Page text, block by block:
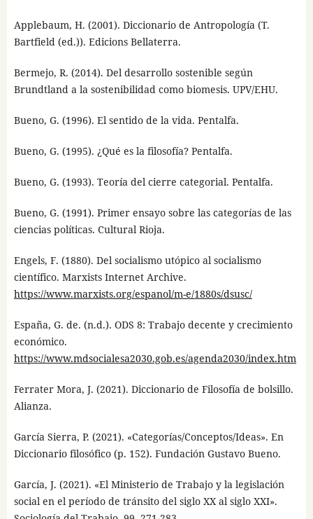
Applebaum, H. (2001). Diccionario de Antropología (T.
Bartfield (ed.)). Edicions Bellaterra.
Bermejo, R. (2014). Del desarrollo sostenible según
Brundtland a la sostenibilidad como biomesis. UPV/EHU.
Bueno, G. (1996). El sentido de la vida. Pentalfa.
Bueno, G. (1995). ¿Qué es la filosofía? Pentalfa.
Bueno, G. (1993). Teoría del cierre categorial. Pentalfa.
Bueno, G. (1991). Primer ensayo sobre las categorías de las
ciencias políticas. Cultural Rioja.
Engels, F. (1880). Del socialismo utópico al socialismo
científico. Marxists Internet Archive.
https://www.marxists.org/espanol/m-e/1880s/dsusc/
España, G. de. (n.d.). ODS 8: Trabajo decente y crecimiento
económico.
https://www.mdsocialesa2030.gob.es/agenda2030/index.htm
Ferrater Mora, J. (2021). Diccionario de Filosofía de bolsillo.
Alianza.
García Sierra, P. (2021). «Categorías/Conceptos/Ideas». En
Diccionario filosófico (p. 152). Fundación Gustavo Bueno.
García, J. (2021). «El Ministerio de Trabajo y la legislación
social en el período de tránsito del siglo XX al siglo XXI».